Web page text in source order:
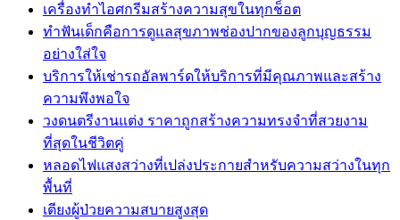
เครื่องทำไอศกรีมสร้างความสุขในทุกช็อต
ทำฟันเด็กคือการดูแลสุขภาพช่องปากของลูกบุญธรรม
อย่างใส่ใจ
บริการให้เช่ารถอัลพาร์ดให้บริการที่มีคุณภาพและสร้าง
ความพึงพอใจ
วงดนตรีงานแต่ง ราคาถูกสร้างความทรงจำที่สวยงาม
ที่สุดในชีวิตคู่
หลอดไฟแสงสว่างที่เปล่งประกายสำหรับความสว่างในทุก
พื้นที่
เตียงผู้ป่วยความสบายสูงสุด